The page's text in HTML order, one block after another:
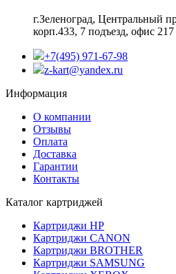
г.Зеленоград, Центральный
корп.433, 7 подъезд, офис 217
+7(495) 971-67-98
z-kart@yandex.ru
Информация
О компании
Отзывы
Оплата
Доставка
Гарантии
Контакты
Каталог картриджей
Картриджи HP
Картриджи CANON
Картриджи BROTHER
Картриджи SAMSUNG